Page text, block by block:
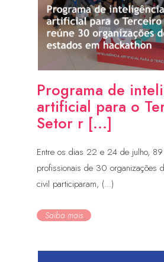
Programa de
artificial para o
Setor r [...]
Entre os dias 22 e 24 de julho, 89
profissionais de 30 organizações
civil participaram, (...)
Saiba mais